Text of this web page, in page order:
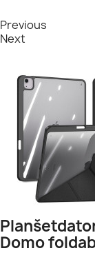
Previous
Next
Domo